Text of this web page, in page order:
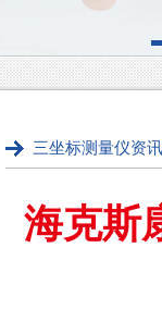
三坐标测量仪资讯
海克斯